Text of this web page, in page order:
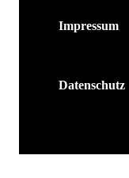
Impressum
Datenschutz